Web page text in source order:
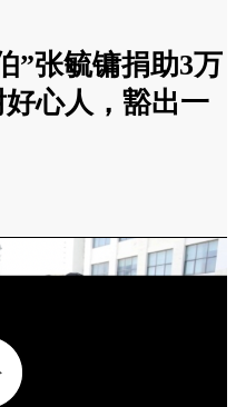
”张毓镛捐助3万
心人，豁出一